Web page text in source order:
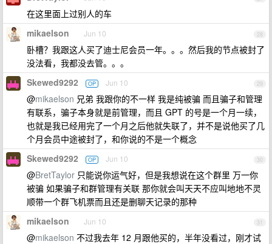
在这里面上过别人的车
28
mikaelson Jun 10
卧槽？我跟这人买了迪士尼会员一年。。。然后我的节点被封了
没法看，我都没去管。。。
29
Skewed9292 OP Jun 10
@mikaelson 兄弟 我跟你的不一样 我是纯被骗 而且骗子和管理
有联系，骗子本身就是前管理，而且 GPT 的号是一个月一续，
也就是我已经用完了一个月之后他就失联了，并不是说他买了几
个月会员中途被封了，和你说的不是一个概念
30
Skewed9292 OP Jun 10
@BretTaylor 只能说你运气好，但是我想说在这个群里 万一你
被骗 如果骗子和群管理有关联 那你就会叫天天不应叫地地不灵
顺带一个群飞机票而且还是删聊天记录的那种
31
mikaelson Jun 10
@mikaelson 不过我去年 12 月跟他买的，半年没看过，刚才试